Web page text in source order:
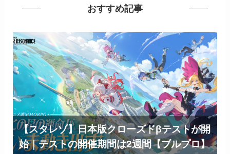
おすすめ記事
【スタレゾ】日本版クローズドβテストが開
始｜テストの開催期間は2週間【ブルプロ】